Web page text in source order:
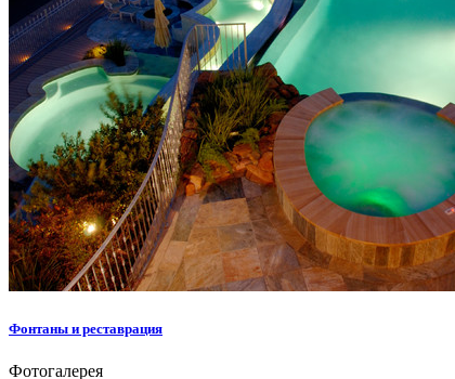
Фонтаны и реставрация
Фотогалерея